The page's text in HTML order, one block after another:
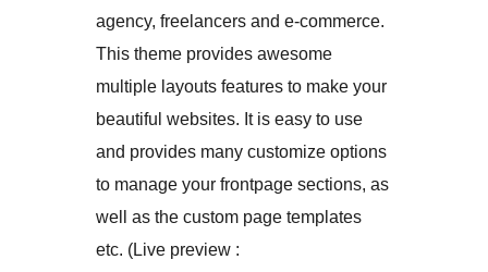
agency, freelancers and e-commerce.
This theme provides awesome
multiple layouts features to make your
beautiful websites. It is easy to use
and provides many customize options
to manage your frontpage sections, as
well as the custom page templates
etc. (Live preview :